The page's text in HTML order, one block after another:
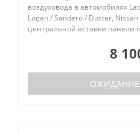
воздуховода в автомобилях
Logan / Sandero / Duster,
центральной вставки панели
8
ОЖИДАНИЕ